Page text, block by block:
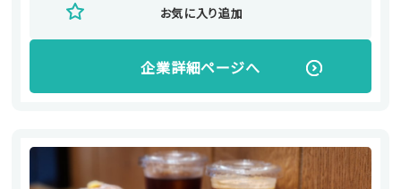
お気に入り追加
企業詳細ページへ